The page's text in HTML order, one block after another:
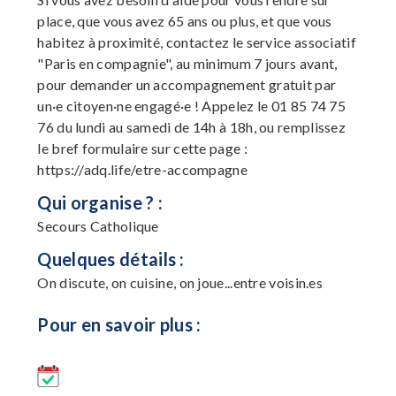
place, que vous avez 65 ans ou plus, et que vous
habitez à proximité, contactez le service associatif
"Paris en compagnie", au minimum 7 jours avant,
pour demander un accompagnement gratuit par
un·e citoyen·ne engagé·e ! Appelez le 01 85 74 75
76 du lundi au samedi de 14h à 18h, ou remplissez
le bref formulaire sur cette page :
https://adq.life/etre-accompagne
Qui organise ? :
Secours Catholique
Quelques détails :
On discute, on cuisine, on joue...entre voisin.es
Pour en savoir plus :